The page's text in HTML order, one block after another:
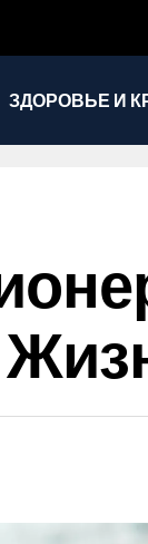
ЗДОРОВЬЕ И